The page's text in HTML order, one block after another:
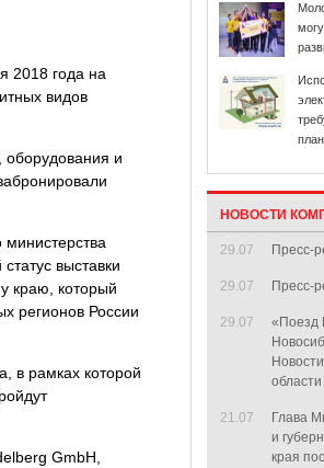
2018 года на
видов
оборудования и
выставки
краю, который
регионов России
в рамках которой
GmbH,
НОВОСТИ
29.07 Пресс-
29.07 Пресс-
29.07
«Поезд
области
21.07
Глава
и
края